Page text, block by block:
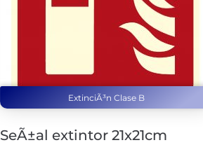
ExtinciÃ³n Clase B
SeÃ±al extintor 21x21cm